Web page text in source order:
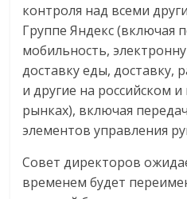
контроля над всеми
Группе Яндекс (включая
мобильность,
доставку еды, доставку,
и другие на российском
рынках), включая
элементов управления
Совет директоров
временем будет